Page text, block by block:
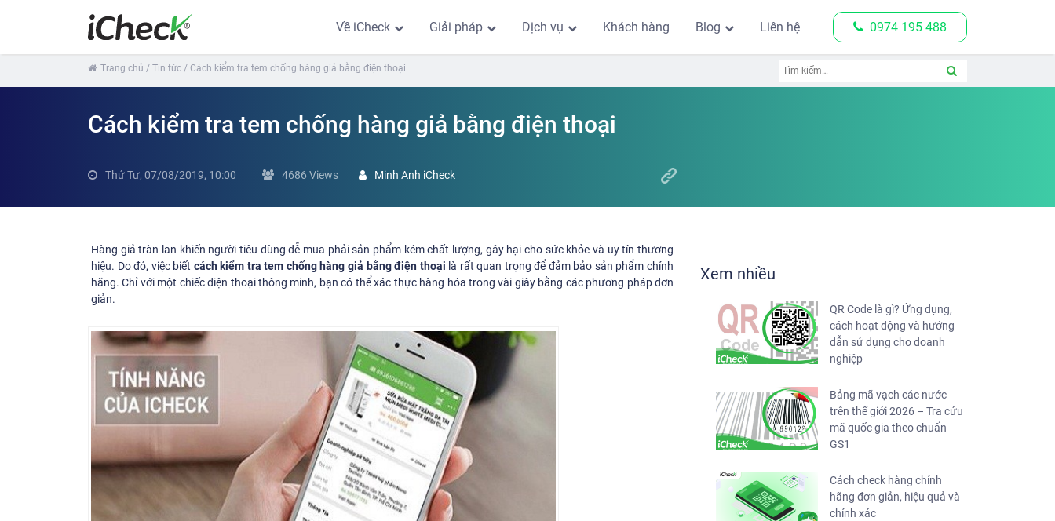
Về iCheck Giải pháp Dịch vụ Khách hàng Blog Liên hệ 0974 195 488
Trang chủ / Tin tức / Cách kiểm tra tem chống hàng giả bằng điện thoại
Cách kiểm tra tem chống hàng giả bằng điện thoại
Thứ Tư, 07/08/2019, 10:00 4686 Views Minh Anh iCheck
Hàng giả tràn lan khiến người tiêu dùng dễ mua phải sản phẩm kém chất lượng, gây hại cho sức khỏe và uy tín thương
hiệu. Do đó, việc biết cách kiểm tra tem chống hàng giả bằng điện thoại là rất quan trọng để đảm bảo sản phẩm chính
hãng. Chỉ với một chiếc điện thoại thông minh, bạn có thể xác thực hàng hóa trong vài giây bằng các phương pháp đơn
giản.
Xem nhiều
QR Code là gì? Ứng dụng,
cách hoạt động và hướng
dẫn sử dụng cho doanh
nghiệp
Bảng mã vạch các nước
trên thế giới 2026 – Tra cứu
mã quốc gia theo chuẩn
GS1
Cách check hàng chính
hãng đơn giản, hiệu quả và
chính xác